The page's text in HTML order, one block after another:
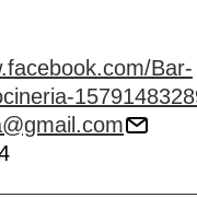
Bar-